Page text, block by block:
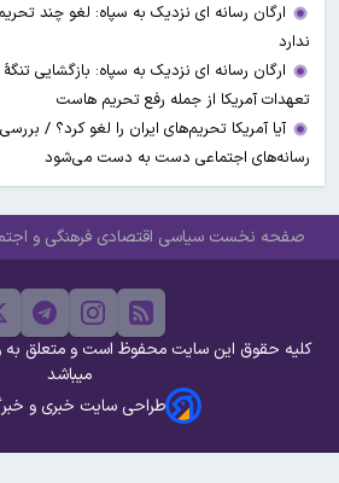
ارگان رسانه ای نزدیک به سپاه: لغو چند
ندارد
ارگان رسانه ای نزدیک به سپاه: بازگشایی
تعهدات آمریکا از جمله رفع تحریم هاست
آیا آمریکا تحریم‌های ایران را لغو کرد؟ /
رسانه‌های اجتماعی دست به دست می‌شود
صفحه نخست سیاسی اقتصادی فرهنگی و
کلیه حقوق این سایت محفوظ است و متعلق به
میباشد
طراحی سایت خبری و